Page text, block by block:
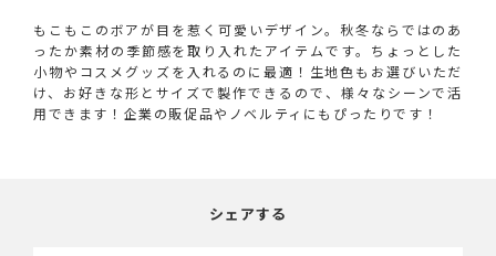
もこもこのボアが目を惹く可愛いデザイン。秋冬ならではのあ
ったか素材の季節感を取り入れたアイテムです。ちょっとした
小物やコスメグッズを入れるのに最適！生地色もお選びいただ
け、お好きな形とサイズで製作できるので、様々なシーンで活
用できます！企業の販促品やノベルティにもぴったりです！
シェアする